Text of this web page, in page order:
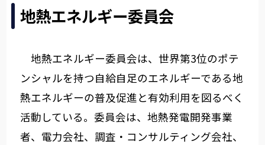
地熱エネルギー委員会
地熱エネルギー委員会は、世界第3位のポテ
ンシャルを持つ自給自足のエネルギーである地
熱エネルギーの普及促進と有効利用を図るべく
活動している。委員会は、地熱発電開発事業
者、電力会社、調査・コンサルティング会社、